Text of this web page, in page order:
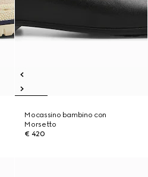
Mocassino bambino con
Morsetto
€ 420